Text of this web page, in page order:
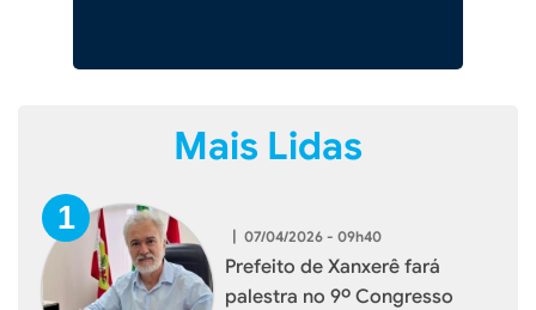
Mais Lidas
| 07/04/2026 - 09h40
Prefeito de Xanxerê fará
palestra no 9º Congresso